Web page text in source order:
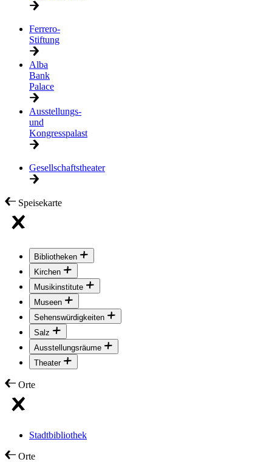
Ferrero-
Stiftung
Alba
Bank
Palace
Ausstellungs-
und
Kongresspalast
Gesellschaftstheater
Speisekarte
Bibliotheken
Kirchen
Musikinstitute
Museen
Sehenswürdigkeiten
Salz
Ausstellungsräume
Theater
Orte
Stadtbibliothek
Orte